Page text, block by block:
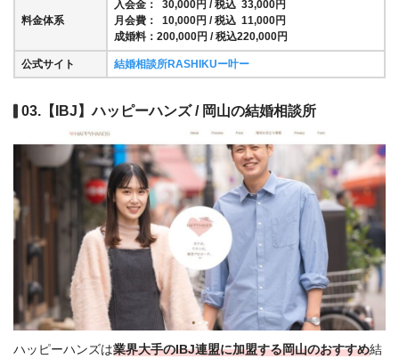
料金体系
入会金： 30,000円 / 税込 33,000円
月会費： 10,000円 / 税込 11,000円
成婚料：200,000円 / 税込220,000円
公式サイト 結婚相談所RASHIKUー叶ー
03.【IBJ】ハッピーハンズ / 岡山の結婚相談所
ハッピーハンズは業界大手のIBJ連盟に加盟する岡山のおすすめ結